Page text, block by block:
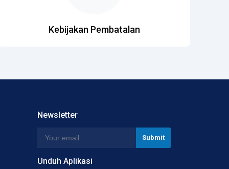
Kebijakan Pembatalan
Newsletter
Unduh Aplikasi